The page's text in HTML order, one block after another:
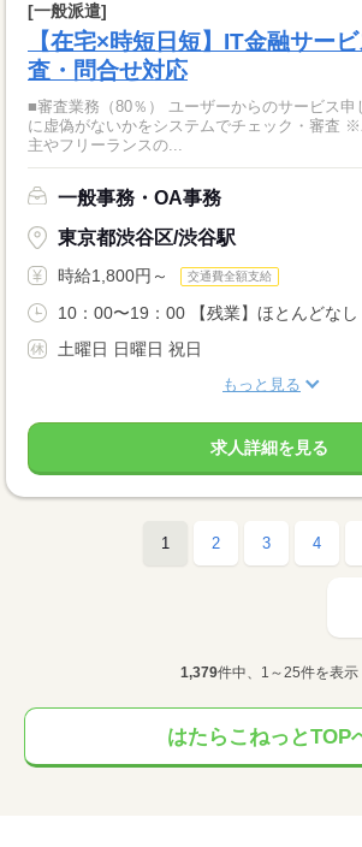
[一般派遣]
【在宅×時短日短】IT金融サー
査・問合せ対応
■審査業務（80％） ユーザーからのサービス申
に虚偽がないかをシステムでチェック・審査
主やフリーランスの...
一般事務・OA事務
東京都渋谷区/渋谷駅
時給1,800円～ 交通費全額支給
10：00〜19：00 【残業】ほとんどなし
土曜日 日曜日 祝日
もっと見る
求人詳細を見る
1 2 3 4
1,379件中、1～25件を表示
はたらこねっとTOP